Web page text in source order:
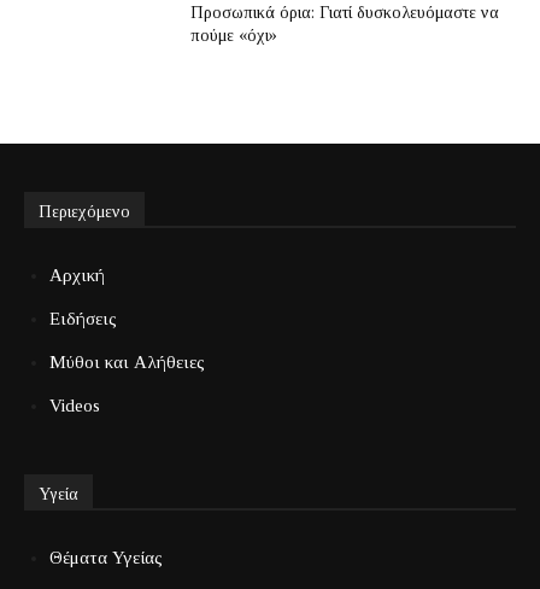
Προσωπικά όρια: Γιατί δυσκολευόμαστε να
πούμε «όχι»
Περιεχόμενο
Αρχική
Ειδήσεις
Μύθοι και Αλήθειες
Videos
Υγεία
Θέματα Υγείας